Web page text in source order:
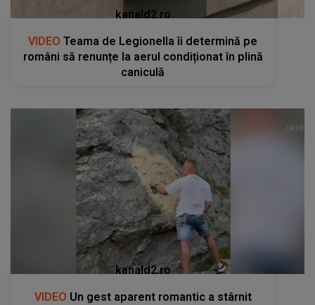
kanald2.ro
VIDEO Teama de Legionella îi determină pe
români să renunțe la aerul condiționat în plină
caniculă
kanald2.ro
VIDEO Un gest aparent romantic a stârnit